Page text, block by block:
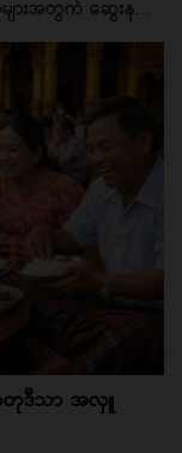
ျားအတွက် ဆွေးန...
တုဒီသာ အလှူ